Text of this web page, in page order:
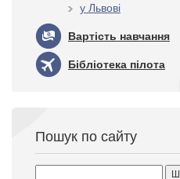
у Львові
Вартість навчання
Бібліотека пілота
Пошук по сайту